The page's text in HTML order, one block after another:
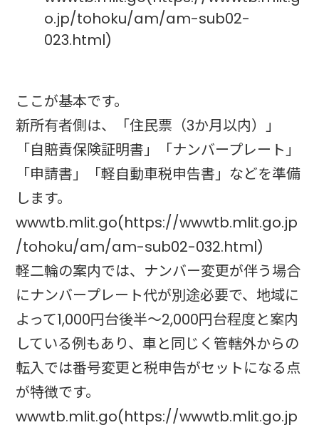
o.jp/tohoku/am/am-sub02-
023.html)
ここが基本です。
新所有者側は、「住民票（3か月以内）」
「自賠責保険証明書」「ナンバープレート」
「申請書」「軽自動車税申告書」などを準備
します。
wwwtb.mlit.go(https://wwwtb.mlit.go.jp
/tohoku/am/am-sub02-032.html)
軽二輪の案内では、ナンバー変更が伴う場合
にナンバープレート代が別途必要で、地域に
よって1,000円台後半〜2,000円台程度と案内
している例もあり、車と同じく管轄外からの
転入では番号変更と税申告がセットになる点
が特徴です。
wwwtb.mlit.go(https://wwwtb.mlit.go.jp